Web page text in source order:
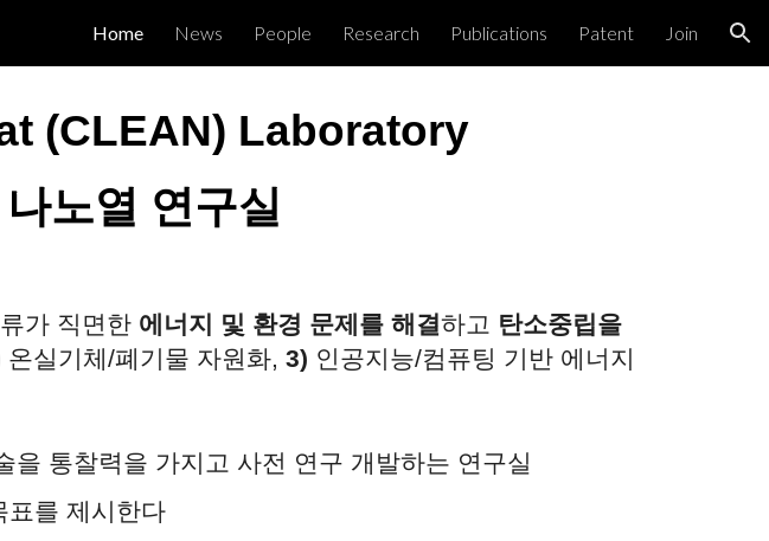
Skip to navigation
Home News People Research Publications Patent Join
(CLEAN) Laboratory
노열 연구실
가 직면한 에너지 및 환경 문제를 해결하고 탄소중립을
온실기체/폐기물 자원화, 3) 인공지능/컴퓨팅 기반 에너지
통찰력을 가지고 사전 연구 개발하는 연구실
표를 제시한다